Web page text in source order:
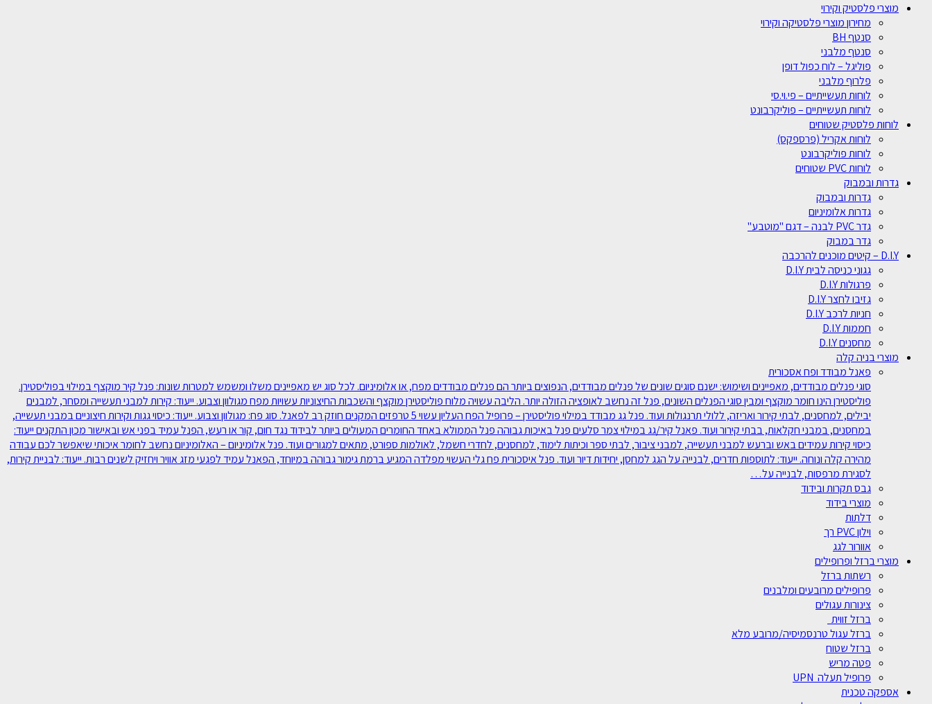
מוצרי פלסטיק וקירוי
מחירון מוצרי פלסטיקה וקירוי
סנטף BH
סנטף מלבני
פוליגל – לוח כפול דופן
פלרוף מלבני
לוחות תעשייתיים – פי.וי.סי
לוחות תעשייתיים – פוליקרבונט
לוחות פלסטיק שטוחים
לוחות אקריל (פרספקס)
לוחות פוליקרבונט
לוחות PVC שטוחים
גדרות ובמבוק
גדרות ובמבוק
גדרות אלומיניום
גדר PVC לבנה – דגם "מוטבע"
גדר במבוק
D.I.Y – קיטים מוכנים להרכבה
גגוני כניסה לבית D.I.Y
פרגולות D.I.Y
גזיבו לחצר D.I.Y
חניות לרכב D.I.Y
חממות D.I.Y
מחסנים D.I.Y
מוצרי בניה קלה
פאנל מבודד ופח אסכורית
סוגי פנלים מבודדים‫, מאפיינים ושימוש: ישנם סוגים שונים של פנלים מבודדים‫, הנפוצים ביותר הם פנלים מבודדים מפח, או אלומיניום. לכל סוג יש מאפיינים משלו ומשמש למטרות שונות: פנל קיר מוקצף במילוי בפוליסטירן.
פוליסטירן הינו חומר מוקצף ומבין סוגי הפנלים השונים, פנל זה נחשב לאופציה הזולה יותר. הליבה עשויה מלוח פוליסטירן מוקצף והשכבות החיצוניות עשויות מפח מגולוון וצבוע. ייעוד: קירות למבני תעשייה ומסחר, למבנים
יבילים, למחסנים, לבתי קירור ואריזה, ללולי תרנגולות ועוד. פנל גג מבודד במילוי פוליסטירן – פרופיל הפח העליון עשוי 5 טרפזים המקנים חוזק רב לפאנל. סוג פח: מגולוון וצבוע. ייעוד: כיסוי גגות וקירות חיצוניים במבני תעשייה,
במחסנים, במבני חקלאות, בבתי קירור ועוד. פאנל קיר/גג במילוי צמר סלעים פנל באיכות גבוהה פנל הממולא באחד החומרים המעולים ביותר לבידוד נגד חום, קור או רעש, הפנל עמיד בפני אש ובאישור מכון התקנים ייעוד:
כיסוי קירות עמידים באש וברעש למבני תעשייה, למבני ציבור, לבתי ספר וכיתות לימוד, למחסנים, לחדרי חשמל, לאולמות ספורט, מתאים למגורים ועוד. פנל אלומיניום – האלומיניום נחשב לחומר איכותי שיאפשר לכם עבודה
מהירה קלה ונוחה. ייעוד: לתוספות חדרים, לבנייה על הגג למחסן, יחידות דיור ועוד. פנל איסכורית פח גלי העשוי מפלדה המגיע ברמת גימור גבוהה במיוחד, הפאנל עמיד לפגעי מזג אוויר ויחזיק לשנים רבות. ייעוד: לבניית קירות,
לסגירת מרפסות, לבנייה על…
גבס תקרות ובידוד
מוצרי בידוד
דלתות
וילון PVC רך
אוורור לגג
מוצרי ברזל ופרופילים
רשתות ברזל
פרופילים מרובעים ומלבנים
צינורות עגולים
ברזל זווית
ברזל עגול טרנסמיסיה/מרובע מלא
ברזל שטוח
פטה מריש
פרופיל תעלה UPN
אספקה טכנית